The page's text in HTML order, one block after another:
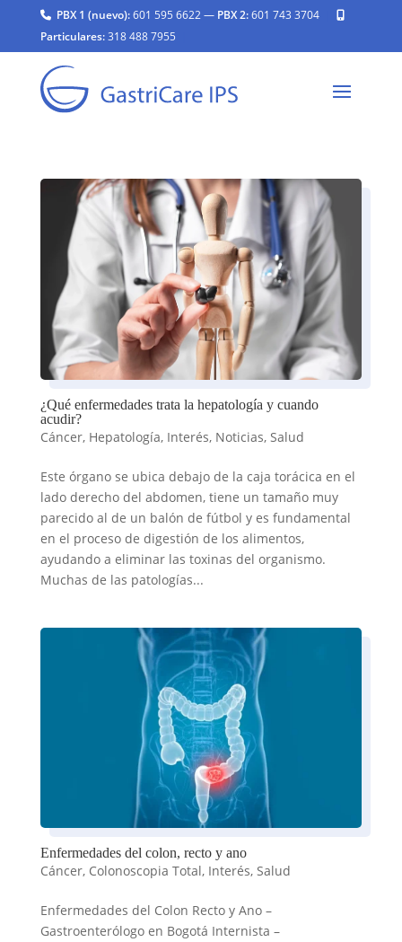
PBX 1 (nuevo):601 595 6622— PBX 2:601 743 3704
Particulares:318 488 7955
¿Qué enfermedades trata la hepatología y cuando
acudir?
Cáncer, Hepatología, Interés, Noticias, Salud
Este órgano se ubica debajo de la caja torácica en el
lado derecho del abdomen, tiene un tamaño muy
parecido al de un balón de fútbol y es fundamental
en el proceso de digestión de los alimentos,
ayudando a eliminar las toxinas del organismo.
Muchas de las patologías...
Enfermedades del colon, recto y ano
Cáncer, Colonoscopia Total, Interés, Salud
Enfermedades del Colon Recto y Ano –
Gastroenterólogo en Bogotá Internista –